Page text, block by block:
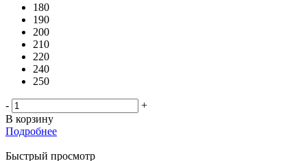
180
190
200
210
220
240
250
-
+
В корзину
Подробнее
Быстрый просмотр